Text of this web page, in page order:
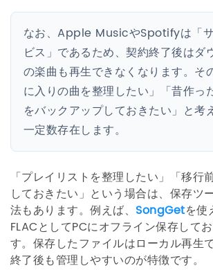
なお、Apple MusicやSpotifyは「
ビス」であるため、契約終了後はダ
の楽曲も再生できなくなります。そ
に入りの曲を整理したい」「昔作っ
をバックアップしておきたい」と考
一定数存在します。
「プレイリストを整理したい」「移行
しておきたい」という場合は、保存ツ
法もあります。例えば、 SongGetを使
FLACとしてPCにオフライン保存して
す。保存したファイルはローカル再生
終了後も管理しやすいのが特徴です。